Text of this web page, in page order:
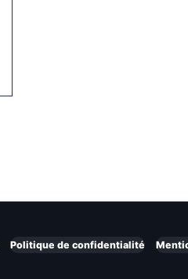
Politique de confidentialité